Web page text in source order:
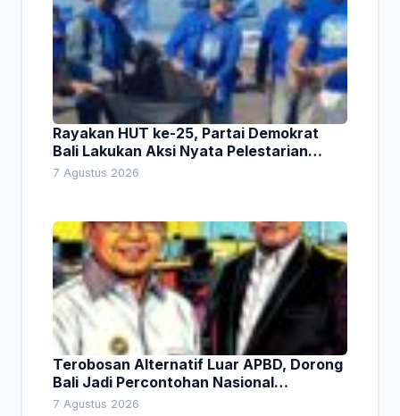
Rayakan HUT ke-25, Partai Demokrat
Bali Lakukan Aksi Nyata Pelestarian
Lingkungan
7 Agustus 2026
Terobosan Alternatif Luar APBD, Dorong
Bali Jadi Percontohan Nasional
Pembiayaan Daerah
7 Agustus 2026